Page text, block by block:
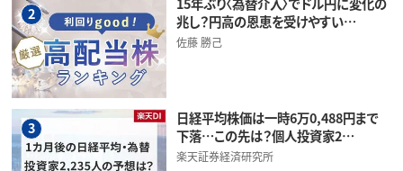
2
兆し？円高の恩恵を受けやすい…
佐藤 勝己
3
日経平均株価は一時6万0,488円まで
下落…この先は？個人投資家2…
楽天証券経済研究所